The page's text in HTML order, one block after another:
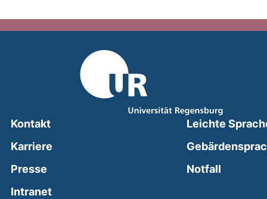
Kontakt
Karriere
Presse
Intranet(external link, opens in a new window)
Leichte
Notfall